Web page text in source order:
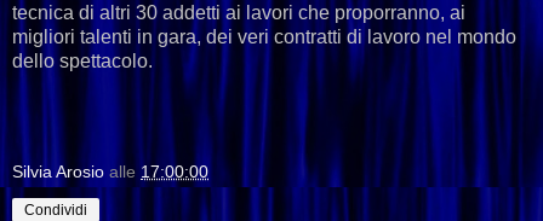
tecnica di altri 30 addetti ai lavori che proporranno, ai
migliori talenti in gara, dei veri contratti di lavoro nel mondo
dello spettacolo.
Silvia Arosio alle 17:00:00
Condividi